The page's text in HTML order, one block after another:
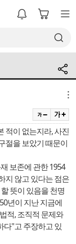
적이 없는지라, 사진
절을 보았기 때문이
보존에 관한 1954
지 않고 있다는 점은
뜻이 있음을 천명
년이 지난 지금에
적, 조직적 문제와
다"고 주장하고 있